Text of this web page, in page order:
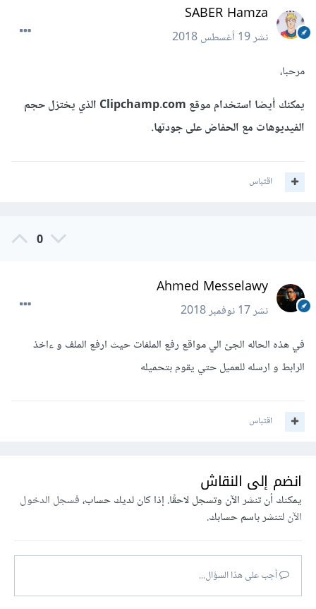
SABER Hamza
نشر19 أغسطس 2018
مرحبا،
يمكنك أيضا استخدام موقع Clipchamp.com الذي يختزل حجم
الفيديوهات مع الحفاض على جودتها.
اقتباس
0
Ahmed Messelawy
نشر17 نوفمبر 2018
في هذه الحاله الجئ الي مواقع رفع الملفات حيث ارفع الملف و ءاخذ
الرابط و ارسله للعميل حتي يقوم بتحميله
اقتباس
انضم إلى النقاش
يمكنك أن تنشر الآن وتسجل لاحقًا. إذا كان لديك حساب،فسجل الدخول
الآنلتنشر باسم حسابك.
أجب على هذا السؤال...